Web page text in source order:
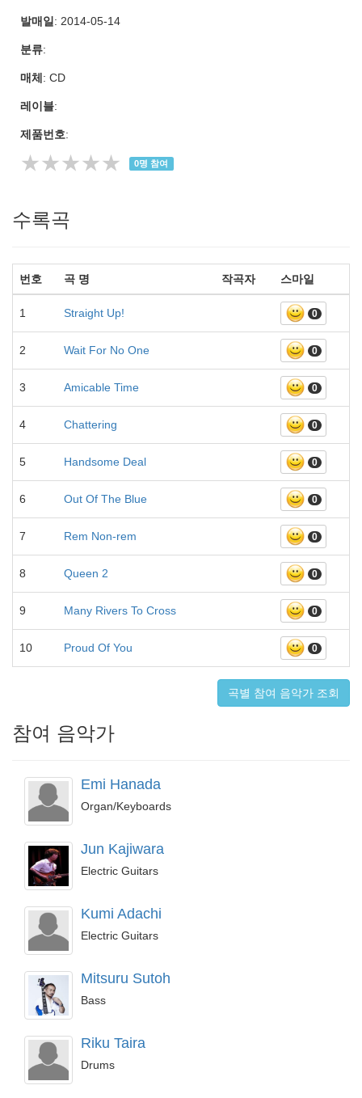
발매일 : 2014-05-14
분류:
매체 : CD
레이블:
제품번호:
★★★★★ 0명 참여
수록곡
번호 곡 명 작곡자 스마일
1 Straight Up! 0
2 Wait For No One 0
3 Amicable Time 0
4 Chattering 0
5 Handsome Deal 0
6 Out Of The Blue 0
7 Rem Non-rem 0
8 Queen 2 0
9 Many Rivers To Cross 0
10 Proud Of You 0
곡별 참여 음악가 조회
참여 음악가
Emi Hanada
Organ/Keyboards
Jun Kajiwara
Electric Guitars
Kumi Adachi
Electric Guitars
Mitsuru Sutoh
Bass
Riku Taira
Drums